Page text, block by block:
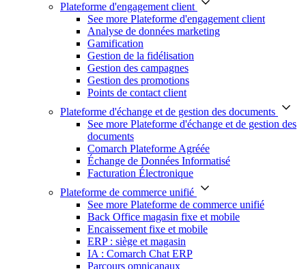
Plateforme d'engagement client
See more Plateforme d'engagement client
Analyse de données marketing
Gamification
Gestion de la fidélisation
Gestion des campagnes
Gestion des promotions
Points de contact client
Plateforme d'échange et de gestion des documents
See more Plateforme d'échange et de gestion des
documents
Comarch Plateforme Agréée
Échange de Données Informatisé
Facturation Électronique
Plateforme de commerce unifié
See more Plateforme de commerce unifié
Back Office magasin fixe et mobile
Encaissement fixe et mobile
ERP : siège et magasin
IA : Comarch Chat ERP
Parcours omnicanaux